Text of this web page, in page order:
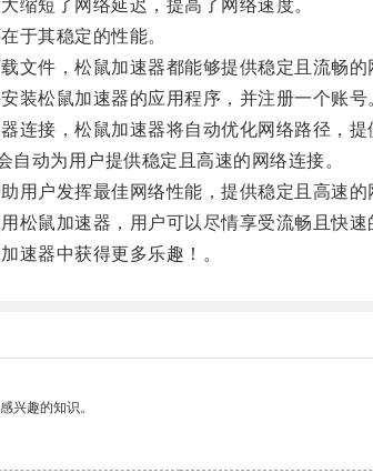
短了网络延迟，提高了网络速度。
其稳定的性能。
件，松鼠加速器都能够提供稳定且流畅的
松鼠加速器的应用程序，并注册一个账号
接，松鼠加速器将自动优化网络路径，提
动为用户提供稳定且高速的网络连接。
户发挥最佳网络性能，提供稳定且高速的
鼠加速器，用户可以尽情享受流畅且快速
器中获得更多乐趣！。
兴趣的知识。